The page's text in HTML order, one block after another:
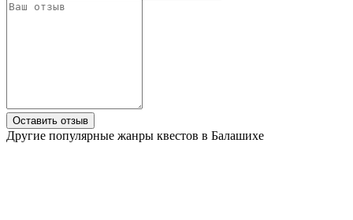
Оставить отзыв
Другие популярные жанры квестов в Балашихе